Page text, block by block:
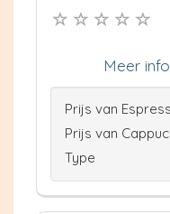
Meer
Prijs van
Prijs van
Type